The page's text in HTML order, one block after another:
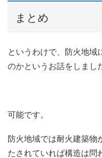
まとめ
というわけで、防火地域
のかというお話をしまし
可能です。
防火地域では耐火建築物
たされていれば構造は問